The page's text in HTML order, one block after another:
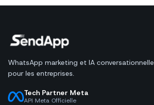
WhatsApp marketing et IA conversationnelle
pour les entreprises.
Tech Partner Meta
API Meta Officielle